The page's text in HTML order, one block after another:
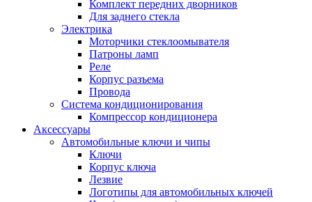
Комплект передних дворников
Для заднего стекла
Электрика
Моторчики стеклоомывателя
Патроны ламп
Реле
Корпус разъема
Провода
Система кондиционирования
Компрессор кондиционера
Аксессуары
Автомобильные ключи и чипы
Ключи
Корпус ключа
Лезвие
Логотипы для автомобильных ключей